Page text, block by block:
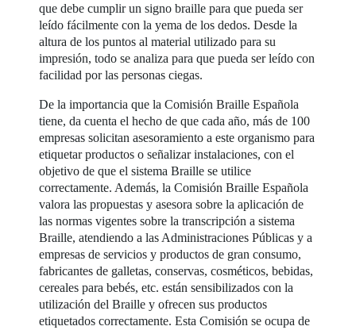
que debe cumplir un signo braille para que pueda ser
leído fácilmente con la yema de los dedos. Desde la
altura de los puntos al material utilizado para su
impresión, todo se analiza para que pueda ser leído con
facilidad por las personas ciegas.
De la importancia que la Comisión Braille Española
tiene, da cuenta el hecho de que cada año, más de 100
empresas solicitan asesoramiento a este organismo para
etiquetar productos o señalizar instalaciones, con el
objetivo de que el sistema Braille se utilice
correctamente. Además, la Comisión Braille Española
valora las propuestas y asesora sobre la aplicación de
las normas vigentes sobre la transcripción a sistema
Braille, atendiendo a las Administraciones Públicas y a
empresas de servicios y productos de gran consumo,
fabricantes de galletas, conservas, cosméticos, bebidas,
cereales para bebés, etc. están sensibilizados con la
utilización del Braille y ofrecen sus productos
etiquetados correctamente. Esta Comisión se ocupa de